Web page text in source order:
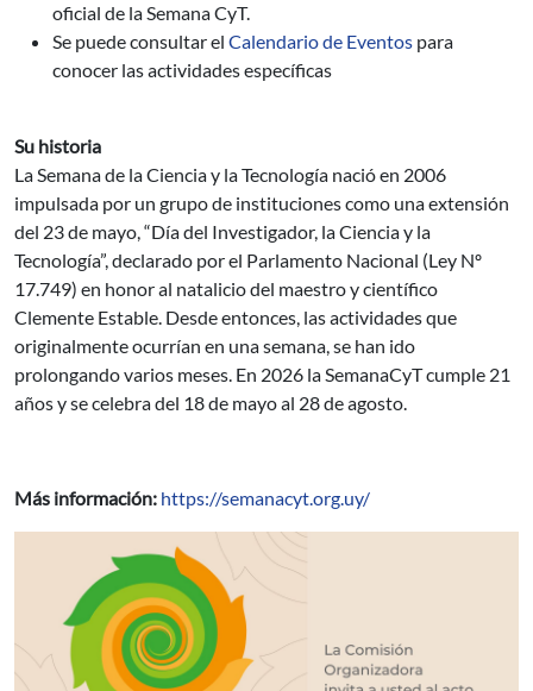
oficial de la Semana CyT.
Se puede consultar el Calendario de Eventos para
conocer las actividades específicas
Su historia
La Semana de la Ciencia y la Tecnología nació en 2006
impulsada por un grupo de instituciones como una extensión
del 23 de mayo, “Día del Investigador, la Ciencia y la
Tecnología”, declarado por el Parlamento Nacional (Ley Nº
17.749) en honor al natalicio del maestro y científico
Clemente Estable. Desde entonces, las actividades que
originalmente ocurrían en una semana, se han ido
prolongando varios meses. En 2026 la SemanaCyT cumple 21
años y se celebra del 18 de mayo al 28 de agosto.
Más información: https://semanacyt.org.uy/